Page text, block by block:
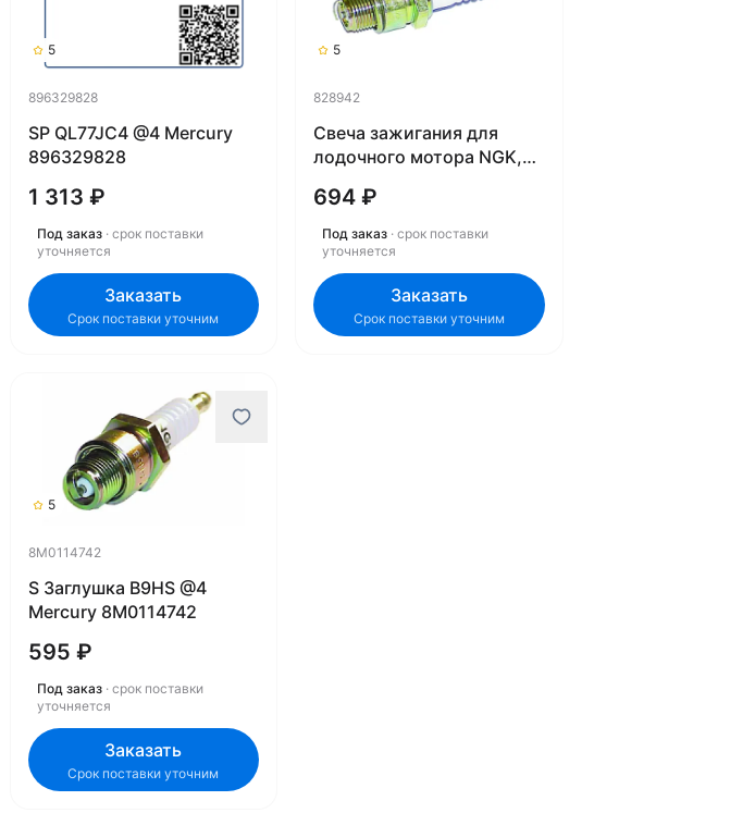
5
896329828
SP QL77JC4 @4 Mercury
896329828
1 313 ₽
Под заказ· срок поставки
уточняется
Заказать
Срок поставки уточним
5
828942
Свеча зажигания для
лодочного мотора NGK,
694 ₽
Под заказ · срок поставки
уточняется
Заказать
Срок поставки уточним
5
8M0114742
S Заглушка B9HS @4
Mercury 8M0114742
595 ₽
Под заказ· срок поставки
уточняется
Заказать
Срок поставки уточним